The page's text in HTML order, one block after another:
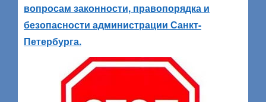
вопросам законности, правопорядка и
безопасности администрации Санкт-
Петербурга.